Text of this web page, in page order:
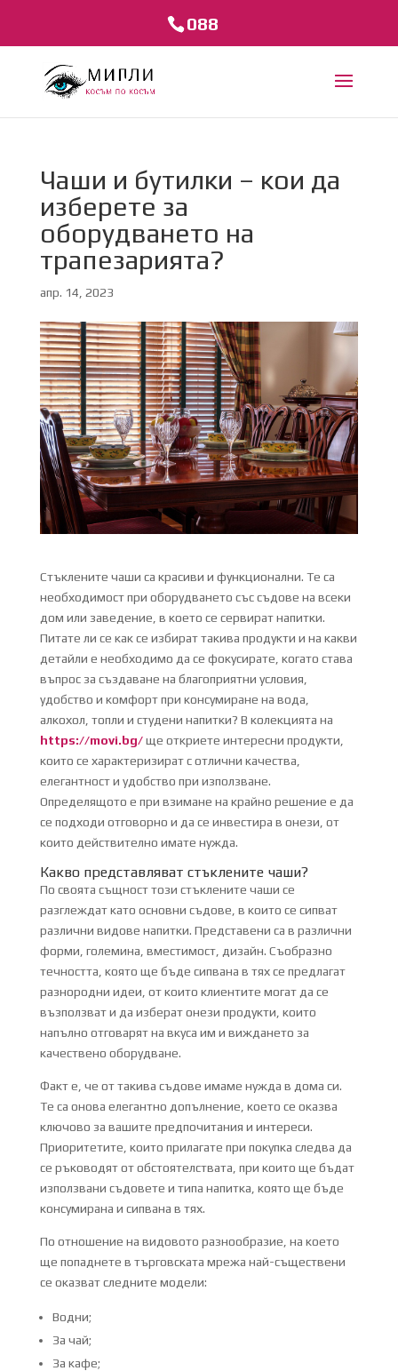
088
Чаши и бутилки – кои да
изберете за
оборудването на
трапезарията?
апр. 14, 2023
Стъклените чаши са красиви и функционални. Те са
необходимост при оборудването със съдове на всеки
дом или заведение, в което се сервират напитки.
Питате ли се как се избират такива продукти и на какви
детайли е необходимо да се фокусирате, когато става
въпрос за създаване на благоприятни условия,
удобство и комфорт при консумиране на вода,
алкохол, топли и студени напитки? В колекцията на
https://movi.bg/ще откриете интересни продукти,
които се характеризират с отлични качества,
елегантност и удобство при използване.
Определящото е при взимане на крайно решение е да
се подходи отговорно и да се инвестира в онези, от
които действително имате нужда.
Какво представляват стъклените чаши?
По своята същност този стъклените чаши се
разглеждат като основни съдове, в които се сипват
различни видове напитки. Представени са в различни
форми, големина, вместимост, дизайн. Съобразно
течността, която ще бъде сипвана в тях се предлагат
разнородни идеи, от които клиентите могат да се
възползват и да изберат онези продукти, които
напълно отговарят на вкуса им и виждането за
качествено оборудване.
Факт е, че от такива съдове имаме нужда в дома си.
Те са онова елегантно допълнение, което се оказва
ключово за вашите предпочитания и интереси.
Приоритетите, които прилагате при покупка следва да
се ръководят от обстоятелствата, при които ще бъдат
използвани съдовете и типа напитка, която ще бъде
консумирана и сипвана в тях.
По отношение на видовото разнообразие, на което
ще попаднете в търговската мрежа най-съществени
се оказват следните модели:
Водни;
За чай;
За кафе;